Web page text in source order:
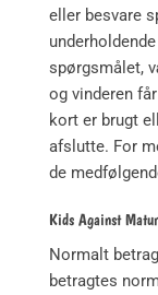
eller besvare
spørgsmålet,
og vinderen
kort er brugt
afslutte. For
de
Kids Against
Normalt
betragtes